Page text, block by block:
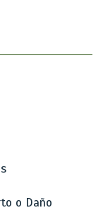
o Daño